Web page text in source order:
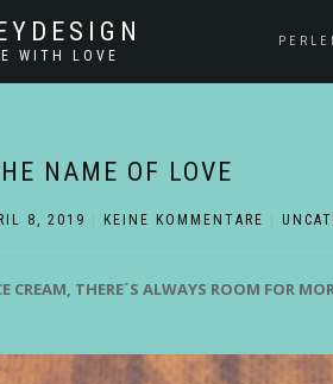
WITH LOVE
NAME OF LOVE
8, 2019 KEINE KOMMENTARE
CREAM, THERE´S ALWAYS ROOM FOR